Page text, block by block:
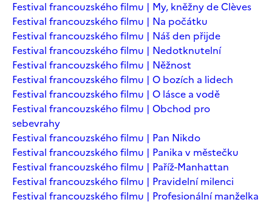
Festival francouzského filmu | My, kněžny de Clèves
Festival francouzského filmu | Na počátku
Festival francouzského filmu | Náš den přijde
Festival francouzského filmu | Nedotknutelní
Festival francouzského filmu | Něžnost
Festival francouzského filmu | O bozích a lidech
Festival francouzského filmu | O lásce a vodě
Festival francouzského filmu | Obchod pro
sebevrahy
Festival francouzského filmu | Pan Nikdo
Festival francouzského filmu | Panika v městečku
Festival francouzského filmu | Paříž-Manhattan
Festival francouzského filmu | Pravidelní milenci
Festival francouzského filmu | Profesionální manželka